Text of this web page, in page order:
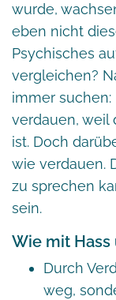
wurde,
eben nicht
Psychisches
vergleichen?
immer suchen:
verdauen, weil
ist. Doch
wie verdauen.
zu sprechen
sein.
Wie mit Hass
Durch
weg,